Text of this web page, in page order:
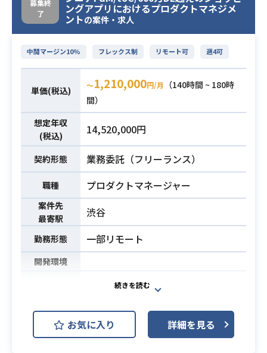
・設計〜実装まで一気通貫で自走で
きるスキル
業務内容
を中心に、
Goを用いたバックエンド開発まで幅
広く携わっていただきます。
ントエンド領域のテックリードとし
て
技術提案や課題解決を主体的にリー
【下記の業務を担っていただく想定
です。】
・Reactを活用したWebアプリケー
ションのフロントエンド設計・開
発・運用
・Goを用いたバックエンド領域およ
びAPIの開発・運用
・DockerやAWS/GCP環境を活用し
た、コンテナベースでのシステム構
・フロントエンド領域におけるアー
び改善提案
・ペアプログラミングやモブプログ
募集終
了
ングアプリにおけるプロダクトマネジメ
ントの案件・求人
中間マージン10% フレックス制 リモート可 週4可
単価(税込) 〜1,210,000円/月
（140時間 ~ 180時
間）
想定年収
(税込)
14,520,000円
契約形態 業務委託（フリーランス）
職種 プロダクトマネージャー
案件先
最寄駅
渋谷
勤務形態 一部リモート
開発環境
600万DL越えのお買い物アプリにお
す！
・ECプラットフォーム基盤の設計
お気に入り 詳細を見る